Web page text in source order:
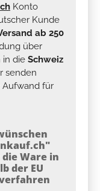
Konto
Kunde
ab 250
über
in die Schweiz
senden
Aufwand für
Ware in
der EU